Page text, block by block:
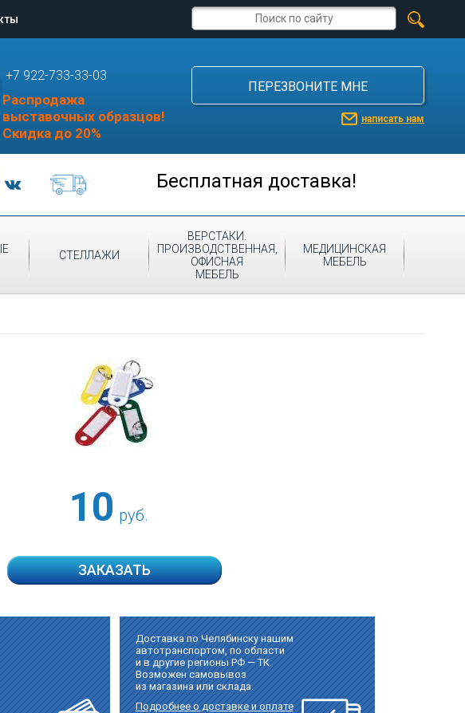
+7 922-733-33-03
Распродажа
выставочных образцов!
Скидка до 20%
ПЕРЕЗВОНИТЕ МНЕ
написать нам
Бесплатная доставка!
СТЕЛЛАЖИ
ВЕРСТАКИ.
ПРОИЗВОДСТВЕННАЯ,
ОФИСНАЯ
МЕБЕЛЬ
МЕДИЦИНСКАЯ
МЕБЕЛЬ
10 руб.
ЗАКАЗАТЬ
Доставка по Челябинску нашим
автотранспортом, по области
и в другие регионы РФ — ТК.
Возможен самовывоз
из магазина или склада.
Подробнее о доставке и оплате